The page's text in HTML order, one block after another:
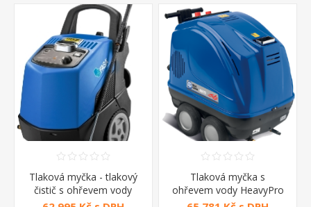
Tlaková myčka - tlakový
čistič s ohřevem vody
Montigo 1611 LP FASA
Tlaková myčka s
ohřevem vody HeavyPro
6950 Annovi Reverberi